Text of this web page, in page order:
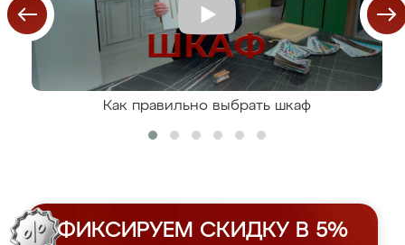
Как правильно выбрать шкаф
ФИКСИРУЕМ СКИДКУ В 5%